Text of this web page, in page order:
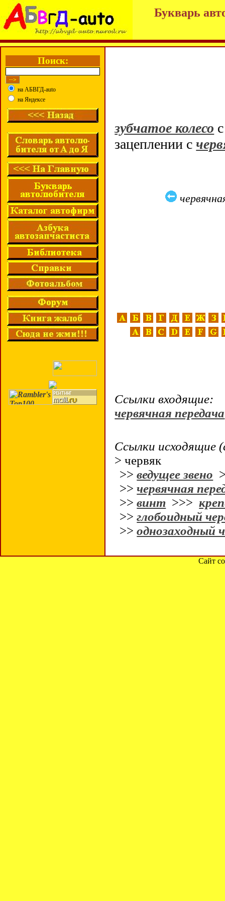
Букварь
Поиск:
на АБВГД-auto
на Яндексе
зубчатое колесо
зацеплении с
Ссылки входящие:
червячная передача
Ссылки исходящие
> червяк
>>ведущее звено
>>червячная
>>винт >>>
>>глобоидный
>>однозаходный
Сайт